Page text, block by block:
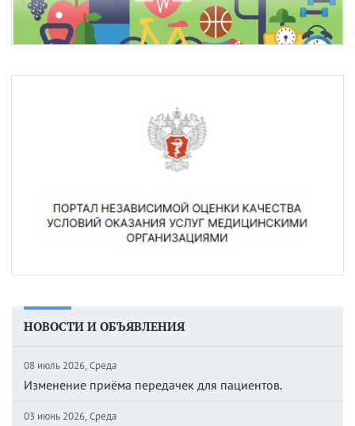
НОВОСТИ И ОБЪЯВЛЕНИЯ
08 июль 2026, Среда
Изменение приёма передачек для пациентов.
03 июнь 2026, Среда